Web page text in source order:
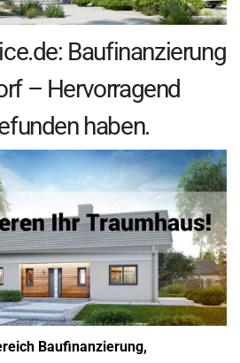
Baufinanzierung
– Hervorragend
haben.
Baufinanzierung,